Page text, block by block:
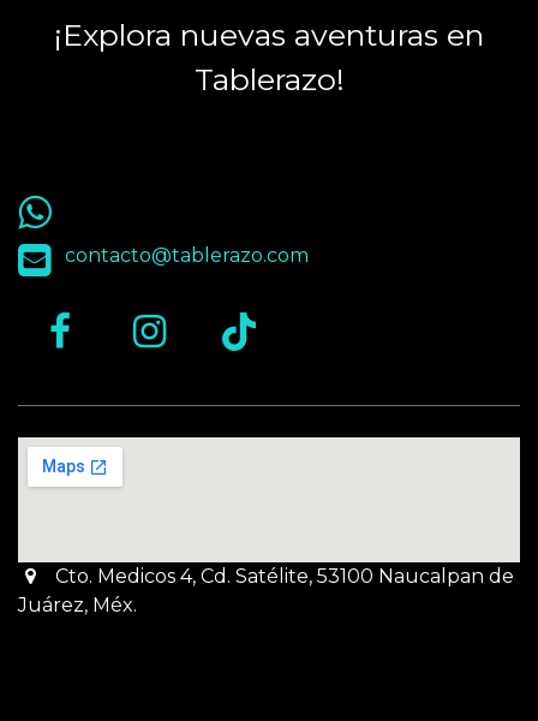
¡Explora nuevas aventuras en
Tablerazo!
55 9563 4848
contacto@tablerazo.com
Cto. Medicos 4, Cd. Satélite, 53100 Naucalpan de
Juárez, Méx.